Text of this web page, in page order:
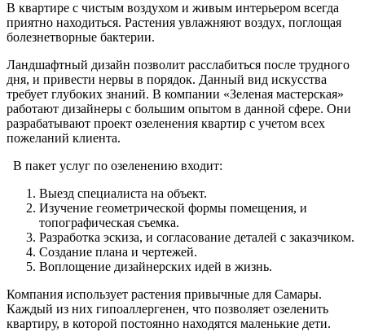
В квартире с чистым воздухом и живым интерьером всегда
приятно находиться. Растения увлажняют воздух, поглощая
болезнетворные бактерии.
Ландшафтный дизайн позволит расслабиться после трудного
дня, и привести нервы в порядок. Данный вид искусства
требует глубоких знаний. В компании «Зеленая мастерская»
работают дизайнеры с большим опытом в данной сфере. Они
разрабатывают проект озеленения квартир с учетом всех
пожеланий клиента.
В пакет услуг по озеленению входит:
Выезд специалиста на объект.
Изучение геометрической формы помещения, и
топографическая съемка.
Разработка эскиза, и согласование деталей с заказчиком.
Создание плана и чертежей.
Воплощение дизайнерских идей в жизнь.
Компания использует растения привычные для Самары.
Каждый из них гипоаллергенен, что позволяет озеленить
квартиру, в которой постоянно находятся маленькие дети.